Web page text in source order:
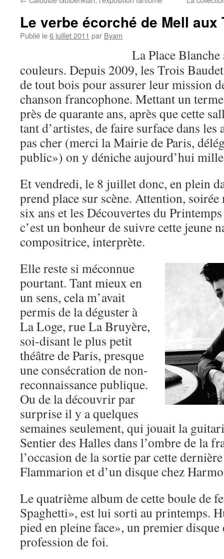
Le verbe écorché de Mell aux
Publié le6 juillet 2011 par Byam
La Place
couleurs. Depuis 2009, les Trois
de tout bois pour assurer leur mission
chanson francophone. Mettant un
près de quarante ans, après que cette
tant d’artistes, de faire surface dans les
pas cher (merci la Mairie de Paris,
public») on y déniche aujourd’hui
Et vendredi, le 8 juillet donc, en plein
prend place sur scène. Attention,
six ans et les Découvertes du
c’est un bonheur de suivre cette jeune
compositrice, interprète.
Elle reste si méconnue
pourtant. Tant mieux en
un sens, cela m’avait
permis de la déguster à
La Loge, rue La Bruyère,
soi-disant le plus petit
théâtre de Paris, presque
une consécration de non-
reconnaissance publique.
Ou de la découvrir par
surprise il y a quelques
semaines seulement, qui jouait la
Sentier des Halles dans l’ombre de la
l’occasion de la sortie par cette
Flammarion et d’un disque chez
Le quatrième album de cette boule de
Spaghetti», est lui sorti au printemps.
pied en pleine face», un premier
profession de foi.